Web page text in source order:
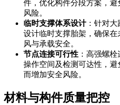
件，优化构件分段方案，
风险。
临时支撑体系设计：针对大
设计临时支撑胎架，确保
风与承载安全。
节点连接可行性 ：高强螺
操作空间及检测可达性，
而增加安全风险。
材料与构件质量把控